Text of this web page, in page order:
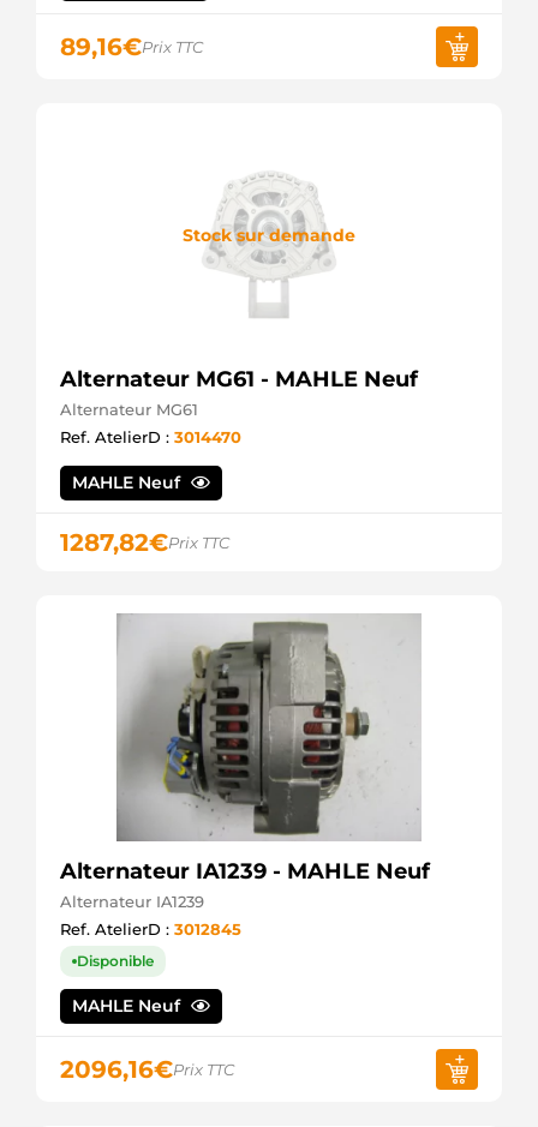
89,16€Prix TTC
Stock sur demande
Alternateur MG61 - MAHLE Neuf
Alternateur MG61
Ref. AtelierD : 3014470
MAHLE Neuf
1287,82€Prix TTC
Alternateur IA1239 - MAHLE Neuf
Alternateur IA1239
Ref. AtelierD : 3012845
Disponible
MAHLE Neuf
2096,16€Prix TTC